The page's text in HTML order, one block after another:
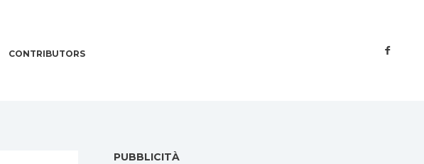
CONTRIBUTORS
PUBBLICITÀ